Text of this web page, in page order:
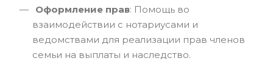
Оформление прав: Помощь во
взаимодействии с нотариусами и
ведомствами для реализации прав членов
семьи на выплаты и наследство.